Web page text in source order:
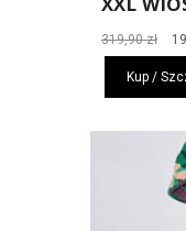
XXL
319,90zł
Kup /